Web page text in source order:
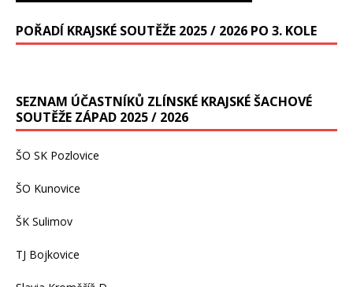
POŘADÍ KRAJSKÉ SOUTĚŽE 2025 / 2026 PO 3. KOLE
SEZNAM ÚČASTNÍKŮ ZLÍNSKÉ KRAJSKÉ ŠACHOVÉ
SOUTĚŽE ZÁPAD 2025 / 2026
ŠO SK Pozlovice
ŠO Kunovice
ŠK Sulimov
TJ Bojkovice